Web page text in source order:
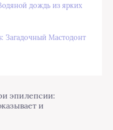
дождь из ярких
Загадочный Мастодонт